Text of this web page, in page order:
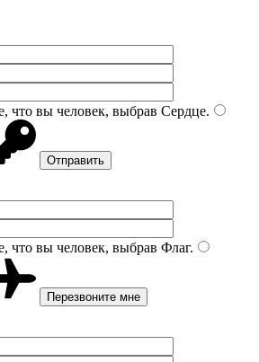
что вы человек, выбрав Сердце.
что вы человек, выбрав Флаг.